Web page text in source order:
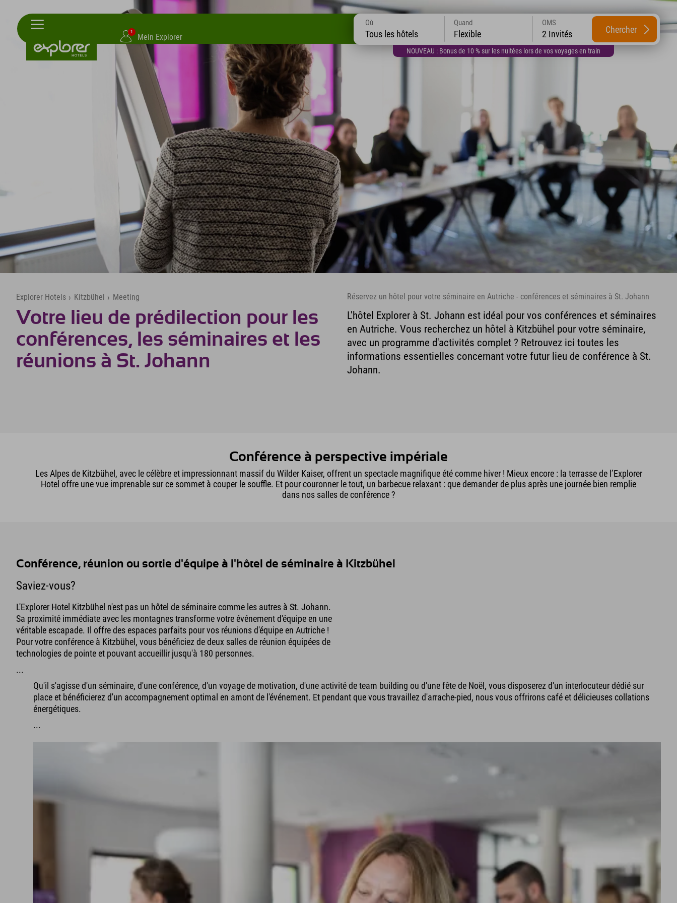
1
Mein Explorer
NOUVEAU : Bonus de 10 % sur les nuitées lors de vos voyages en train
Où
Tous les hôtels
Quand
Flexible
OMS
2 Invités Chercher
Explorer Hotels › Kitzbühel › Meeting
Votre lieu de prédilection pour les
conférences, les séminaires et les
réunions à St. Johann
Réservez un hôtel pour votre séminaire en Autriche - conférences et séminaires à St. Johann
L'hôtel Explorer à St. Johann est idéal pour vos conférences et séminaires
en Autriche. Vous recherchez un hôtel à Kitzbühel pour votre séminaire,
avec un programme d'activités complet ? Retrouvez ici toutes les
informations essentielles concernant votre futur lieu de conférence à St.
Johann.
Conférence à perspective impériale
Les Alpes de Kitzbühel, avec le célèbre et impressionnant massif du Wilder Kaiser, offrent un spectacle magnifique été comme hiver ! Mieux encore : la terrasse de l’Explorer
Hotel offre une vue imprenable sur ce sommet à couper le souffle. Et pour couronner le tout, un barbecue relaxant : que demander de plus après une journée bien remplie
dans nos salles de conférence ?
Conférence, réunion ou sortie d'équipe à l'hôtel de séminaire à Kitzbühel
Saviez-vous?
L'Explorer Hotel Kitzbühel n'est pas un hôtel de séminaire comme les autres à St. Johann.
Sa proximité immédiate avec les montagnes transforme votre événement d'équipe en une
véritable escapade. Il offre des espaces parfaits pour vos réunions d'équipe en Autriche !
Pour votre conférence à Kitzbühel, vous bénéficiez de deux salles de réunion équipées de
technologies de pointe et pouvant accueillir jusqu'à 180 personnes.
...
Qu'il s'agisse d'un séminaire, d'une conférence, d'un voyage de motivation, d'une activité de team building ou d'une fête de Noël, vous disposerez d'un interlocuteur dédié sur
place et bénéficierez d'un accompagnement optimal en amont de l'événement. Et pendant que vous travaillez d'arrache-pied, nous vous offrirons café et délicieuses collations
énergétiques.
...